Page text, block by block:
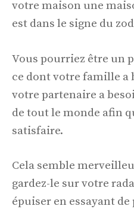
votre maison une
est dans le signe du
Vous pourriez être un
ce dont votre famille a
votre partenaire a
de tout le monde afin
satisfaire.
Cela semble
gardez-le sur votre
épuiser en essayant